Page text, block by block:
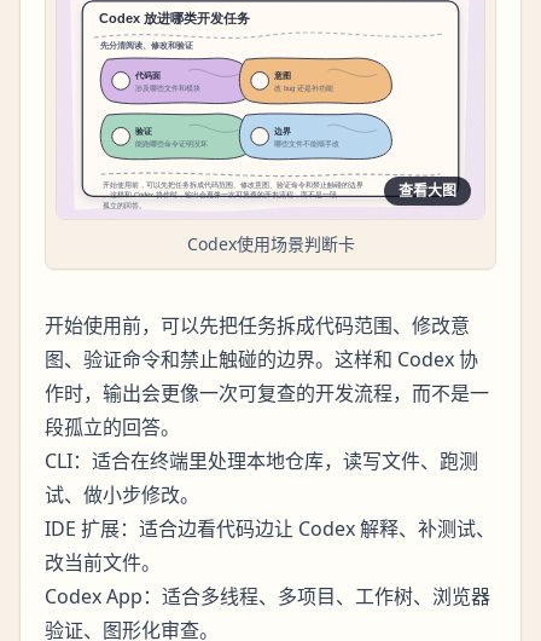
查看大图
Codex使用场景判断卡
开始使用前，可以先把任务拆成代码范围、修改意
图、验证命令和禁止触碰的边界。这样和 Codex 协
作时，输出会更像一次可复查的开发流程，而不是一
段孤立的回答。
CLI：适合在终端里处理本地仓库，读写文件、跑测
试、做小步修改。
IDE 扩展：适合边看代码边让 Codex 解释、补测试、
改当前文件。
Codex App：适合多线程、多项目、工作树、浏览器
验证、图形化审查。